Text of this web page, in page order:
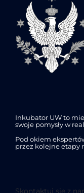
Inkubator UW to
swoje pomysły w
Pod okiem
przez kolejne etapy
Skontaktuj się z